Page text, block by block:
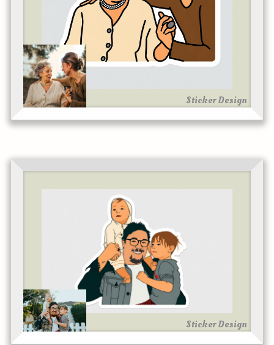
Sticker Design
Sticker Design